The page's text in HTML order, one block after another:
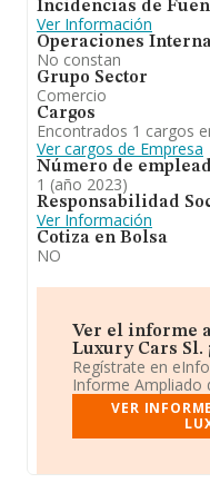
Incidencias de
Ver Información
Operaciones
No constan
Grupo Sector
Comercio
Cargos
Encontrados 1 cargos
Ver cargos de Empresa
Número de
1 (año 2023)
Responsabilidad
Ver Información
Cotiza en Bolsa
NO
Ver el informe
Luxury Cars Sl.
Regístrate en
Informe Ampliado
VER